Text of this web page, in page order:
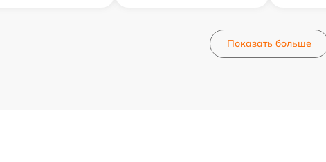
Показать больше